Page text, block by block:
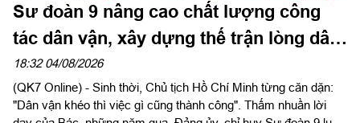
Sư đoàn 9 nâng cao chất lượng công
tác dân vận, xây dựng thế trận lòng dân
vững chắc
18:32 04/08/2026
(QK7 Online) - Sinh thời, Chủ tịch Hồ Chí Minh từng căn dặn:
"Dân vận khéo thì việc gì cũng thành công". Thấm nhuần lời